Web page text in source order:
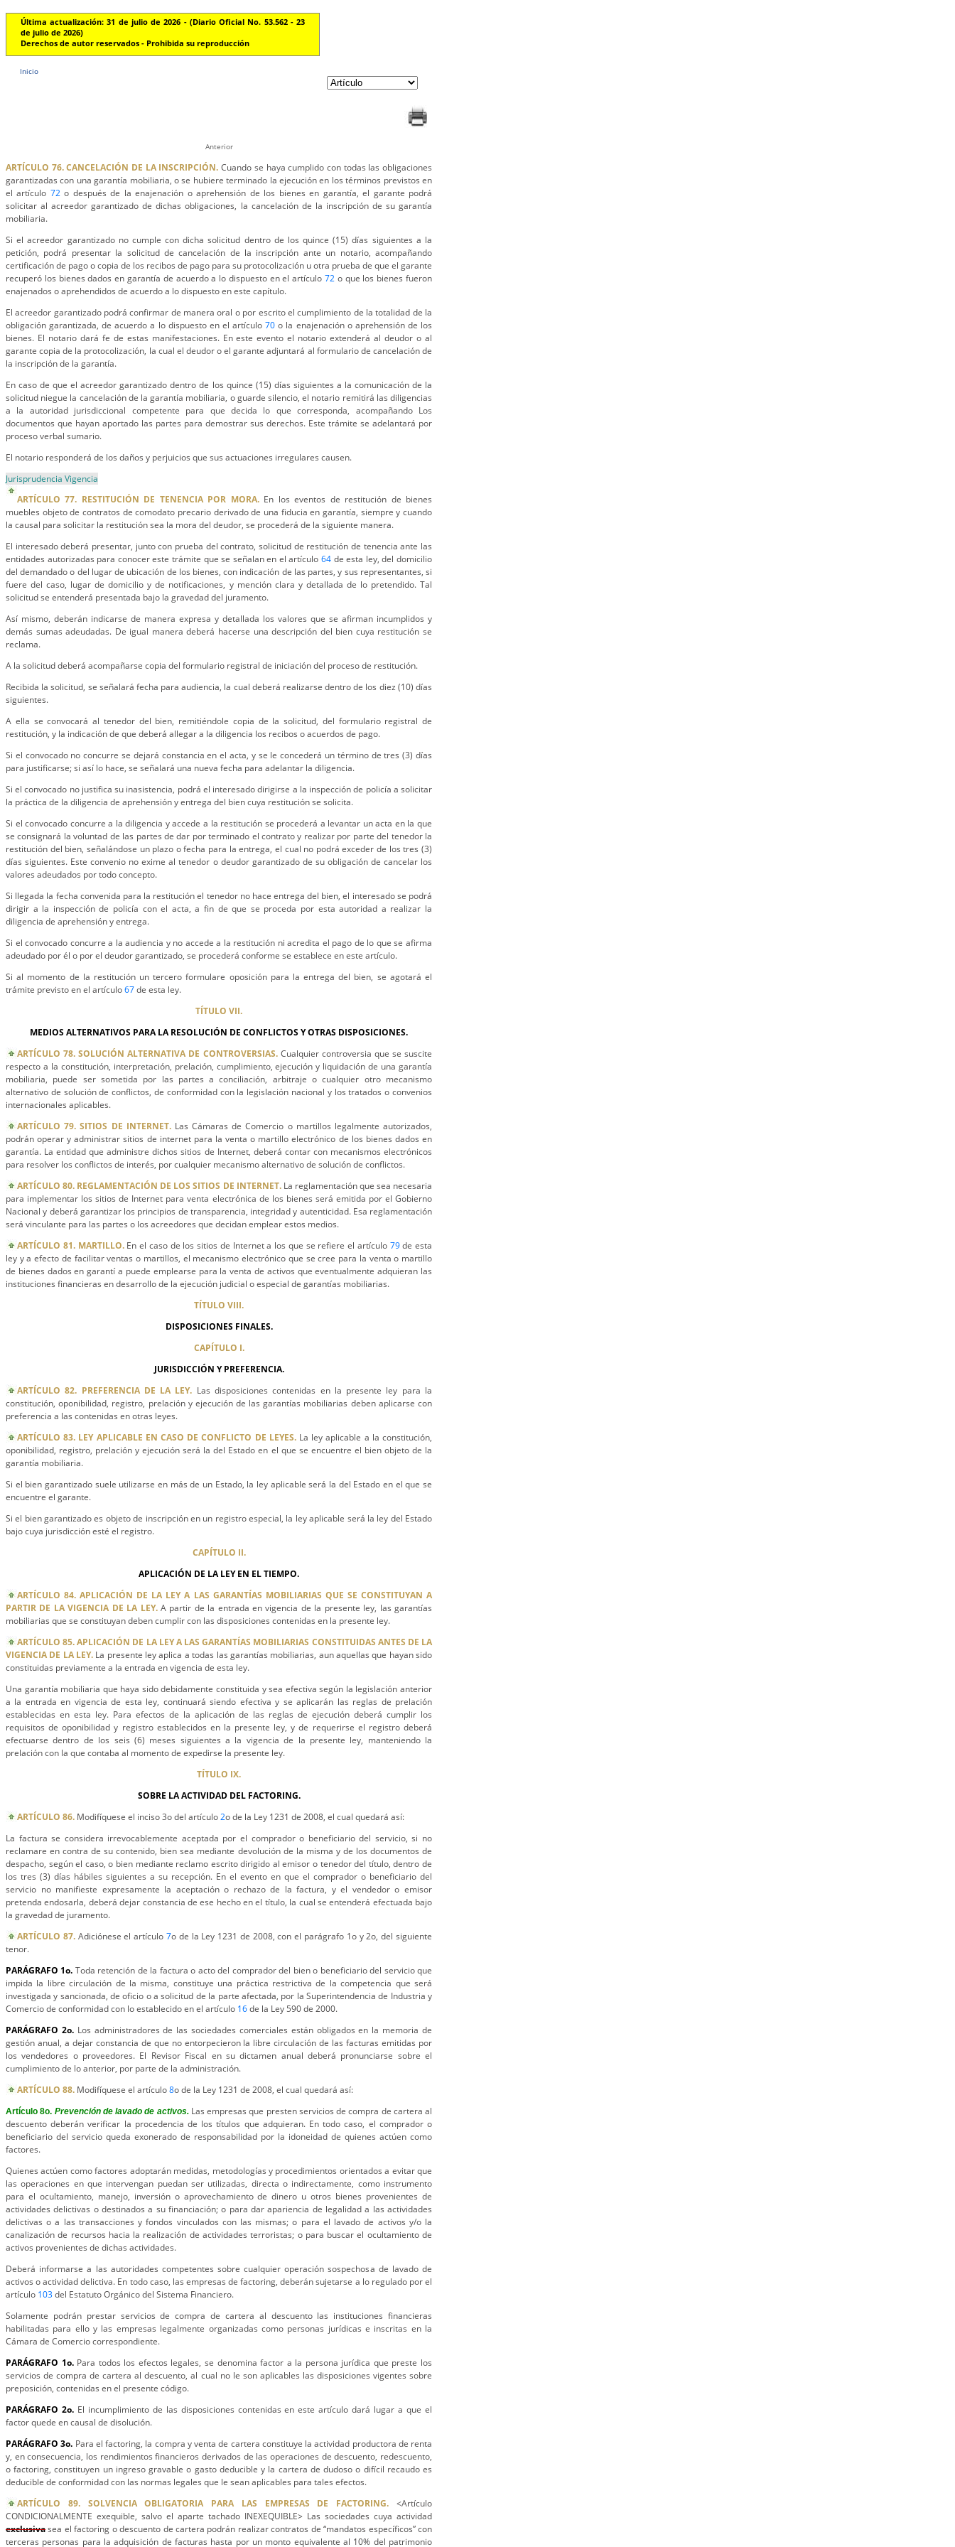
Última actualización: 31 de julio de 2026 - (Diario Oficial No. 53.562 - 23
de julio de 2026)
Derechos de autor reservados - Prohibida su reproducción
Inicio
Anterior
ARTÍCULO 76. CANCELACIÓN DE LA INSCRIPCIÓN. Cuando se haya cumplido con todas las obligaciones
garantizadas con una garantía mobiliaria, o se hubiere terminado la ejecución en los términos previstos en
el artículo 72o después de la enajenación o aprehensión de los bienes en garantía, el garante podrá
solicitar al acreedor garantizado de dichas obligaciones, la cancelación de la inscripción de su garantía
mobiliaria.
Si el acreedor garantizado no cumple con dicha solicitud dentro de los quince (15) días siguientes a la
petición, podrá presentar la solicitud de cancelación de la inscripción ante un notario, acompañando
certificación de pago o copia de los recibos de pago para su protocolización u otra prueba de que el garante
recuperó los bienes dados en garantía de acuerdo a lo dispuesto en el artículo72 o que los bienes fueron
enajenados o aprehendidos de acuerdo a lo dispuesto en este capítulo.
El acreedor garantizado podrá confirmar de manera oral o por escrito el cumplimiento de la totalidad de la
obligación garantizada, de acuerdo a lo dispuesto en el artículo70 o la enajenación o aprehensión de los
bienes. El notario dará fe de estas manifestaciones. En este evento el notario extenderá al deudor o al
garante copia de la protocolización, la cual el deudor o el garante adjuntará al formulario de cancelación de
la inscripción de la garantía.
En caso de que el acreedor garantizado dentro de los quince (15) días siguientes a la comunicación de la
solicitud niegue la cancelación de la garantía mobiliaria, o guarde silencio, el notario remitirá las diligencias
a la autoridad jurisdiccional competente para que decida lo que corresponda, acompañando Los
documentos que hayan aportado las partes para demostrar sus derechos. Este trámite se adelantará por
proceso verbal sumario.
El notario responderá de los daños y perjuicios que sus actuaciones irregulares causen.
Jurisprudencia Vigencia
ARTÍCULO 77. RESTITUCIÓN DE TENENCIA POR MORA.En los eventos de restitución de bienes
muebles objeto de contratos de comodato precario derivado de una fiducia en garantía, siempre y cuando
la causal para solicitar la restitución sea la mora del deudor, se procederá de la siguiente manera.
El interesado deberá presentar, junto con prueba del contrato, solicitud de restitución de tenencia ante las
entidades autorizadas para conocer este trámite que se señalan en el artículo64 de esta ley, del domicilio
del demandado o del lugar de ubicación de los bienes, con indicación de las partes, y sus representantes, si
fuere del caso, lugar de domicilio y de notificaciones, y mención clara y detallada de lo pretendido. Tal
solicitud se entenderá presentada bajo la gravedad del juramento.
Así mismo, deberán indicarse de manera expresa y detallada los valores que se afirman incumplidos y
demás sumas adeudadas. De igual manera deberá hacerse una descripción del bien cuya restitución se
reclama.
A la solicitud deberá acompañarse copia del formulario registral de iniciación del proceso de restitución.
Recibida la solicitud, se señalará fecha para audiencia, la cual deberá realizarse dentro de los diez (10) días
siguientes.
A ella se convocará al tenedor del bien, remitiéndole copia de la solicitud, del formulario registral de
restitución, y la indicación de que deberá allegar a la diligencia los recibos o acuerdos de pago.
Si el convocado no concurre se dejará constancia en el acta, y se le concederá un término de tres (3) días
para justificarse; si así lo hace, se señalará una nueva fecha para adelantar la diligencia.
Si el convocado no justifica su inasistencia, podrá el interesado dirigirse a la inspección de policía a solicitar
la práctica de la diligencia de aprehensión y entrega del bien cuya restitución se solicita.
Si el convocado concurre a la diligencia y accede a la restitución se procederá a levantar un acta en la que
se consignará la voluntad de las partes de dar por terminado el contrato y realizar por parte del tenedor la
restitución del bien, señalándose un plazo o fecha para la entrega, el cual no podrá exceder de los tres (3)
días siguientes. Este convenio no exime al tenedor o deudor garantizado de su obligación de cancelar los
valores adeudados por todo concepto.
Si llegada la fecha convenida para la restitución el tenedor no hace entrega del bien, el interesado se podrá
dirigir a la inspección de policía con el acta, a fin de que se proceda por esta autoridad a realizar la
diligencia de aprehensión y entrega.
Si el convocado concurre a la audiencia y no accede a la restitución ni acredita el pago de lo que se afirma
adeudado por él o por el deudor garantizado, se procederá conforme se establece en este artículo.
Si al momento de la restitución un tercero formulare oposición para la entrega del bien, se agotará el
trámite previsto en el artículo67de esta ley.
TÍTULO VII.
MEDIOS ALTERNATIVOS PARA LA RESOLUCIÓN DE CONFLICTOS Y OTRAS DISPOSICIONES.
ARTÍCULO 78. SOLUCIÓN ALTERNATIVA DE CONTROVERSIAS.Cualquier controversia que se suscite
respecto a la constitución, interpretación, prelación, cumplimiento, ejecución y liquidación de una garantía
mobiliaria, puede ser sometida por las partes a conciliación, arbitraje o cualquier otro mecanismo
alternativo de solución de conflictos, de conformidad con la legislación nacional y los tratados o convenios
internacionales aplicables.
ARTÍCULO 79. SITIOS DE INTERNET.Las Cámaras de Comercio o martillos legalmente autorizados,
podrán operar y administrar sitios de internet para la venta o martillo electrónico de los bienes dados en
garantía. La entidad que administre dichos sitios de Internet, deberá contar con mecanismos electrónicos
para resolver los conflictos de interés, por cualquier mecanismo alternativo de solución de conflictos.
ARTÍCULO 80. REGLAMENTACIÓN DE LOS SITIOS DE INTERNET.La reglamentación que sea necesaria
para implementar los sitios de Internet para venta electrónica de los bienes será emitida por el Gobierno
Nacional y deberá garantizar los principios de transparencia, integridad y autenticidad. Esa reglamentación
será vinculante para las partes o los acreedores que decidan emplear estos medios.
ARTÍCULO 81. MARTILLO.En el caso de los sitios de Internet a los que se refiere el artículo 79de esta
ley y a efecto de facilitar ventas o martillos, el mecanismo electrónico que se cree para la venta o martillo
de bienes dados en garantí a puede emplearse para la venta de activos que eventualmente adquieran las
instituciones financieras en desarrollo de la ejecución judicial o especial de garantías mobiliarias.
TÍTULO VIII.
DISPOSICIONES FINALES.
CAPÍTULO I.
JURISDICCIÓN Y PREFERENCIA.
ARTÍCULO 82. PREFERENCIA DE LA LEY. Las disposiciones contenidas en la presente ley para la
constitución, oponibilidad, registro, prelación y ejecución de las garantías mobiliarias deben aplicarse con
preferencia a las contenidas en otras leyes.
ARTÍCULO 83. LEY APLICABLE EN CASO DE CONFLICTO DE LEYES.La ley aplicable a la constitución,
oponibilidad, registro, prelación y ejecución será la del Estado en el que se encuentre el bien objeto de la
garantía mobiliaria.
Si el bien garantizado suele utilizarse en más de un Estado, la ley aplicable será la del Estado en el que se
encuentre el garante.
Si el bien garantizado es objeto de inscripción en un registro especial, la ley aplicable será la ley del Estado
bajo cuya jurisdicción esté el registro.
CAPÍTULO II.
APLICACIÓN DE LA LEY EN EL TIEMPO.
ARTÍCULO 84. APLICACIÓN DE LA LEY A LAS GARANTÍAS MOBILIARIAS QUE SE CONSTITUYAN A
PARTIR DE LA VIGENCIA DE LA LEY.A partir de la entrada en vigencia de la presente ley, las garantías
mobiliarias que se constituyan deben cumplir con las disposiciones contenidas en la presente ley.
ARTÍCULO 85. APLICACIÓN DE LA LEY A LAS GARANTÍAS MOBILIARIAS CONSTITUIDAS ANTES DE LA
VIGENCIA DE LA LEY. La presente ley aplica a todas las garantías mobiliarias, aun aquellas que hayan sido
constituidas previamente a la entrada en vigencia de esta ley.
Una garantía mobiliaria que haya sido debidamente constituida y sea efectiva según la legislación anterior
a la entrada en vigencia de esta ley, continuará siendo efectiva y se aplicarán las reglas de prelación
establecidas en esta ley. Para efectos de la aplicación de las reglas de ejecución deberá cumplir los
requisitos de oponibilidad y registro establecidos en la presente ley, y de requerirse el registro deberá
efectuarse dentro de los seis (6) meses siguientes a la vigencia de la presente ley, manteniendo la
prelación con la que contaba al momento de expedirse la presente ley.
TÍTULO IX.
SOBRE LA ACTIVIDAD DEL FACTORING.
ARTÍCULO 86. Modifíquese el inciso 3o del artículo2o de la Ley 1231 de 2008, el cual quedará así:
La factura se considera irrevocablemente aceptada por el comprador o beneficiario del servicio, si no
reclamare en contra de su contenido, bien sea mediante devolución de la misma y de los documentos de
despacho, según el caso, o bien mediante reclamo escrito dirigido al emisor o tenedor del título, dentro de
los tres (3) días hábiles siguientes a su recepción. En el evento en que el comprador o beneficiario del
servicio no manifieste expresamente la aceptación o rechazo de la factura, y el vendedor o emisor
pretenda endosarla, deberá dejar constancia de ese hecho en el título, la cual se entenderá efectuada bajo
la gravedad de juramento.
ARTÍCULO 87.Adiciónese el artículo 7o de la Ley 1231 de 2008, con el parágrafo 1o y 2o, del siguiente
tenor.
PARÁGRAFO 1o. Toda retención de la factura o acto del comprador del bien o beneficiario del servicio que
impida la libre circulación de la misma, constituye una práctica restrictiva de la competencia que será
investigada y sancionada, de oficio o a solicitud de la parte afectada, por la Superintendencia de Industria y
Comercio de conformidad con lo establecido en el artículo 16de la Ley 590 de 2000.
PARÁGRAFO 2o.Los administradores de las sociedades comerciales están obligados en la memoria de
gestión anual, a dejar constancia de que no entorpecieron la libre circulación de las facturas emitidas por
los vendedores o proveedores. El Revisor Fiscal en su dictamen anual deberá pronunciarse sobre el
cumplimiento de lo anterior, por parte de la administración.
ARTÍCULO 88. Modifíquese el artículo8o de la Ley 1231 de 2008, el cual quedará así:
Artículo 8o. Prevención de lavado de activos. Las empresas que presten servicios de compra de cartera al
descuento deberán verificar la procedencia de los títulos que adquieran. En todo caso, el comprador o
beneficiario del servicio queda exonerado de responsabilidad por la idoneidad de quienes actúen como
factores.
Quienes actúen como factores adoptarán medidas, metodologías y procedimientos orientados a evitar que
las operaciones en que intervengan puedan ser utilizadas, directa o indirectamente, como instrumento
para el ocultamiento, manejo, inversión o aprovechamiento de dinero u otros bienes provenientes de
actividades delictivas o destinados a su financiación; o para dar apariencia de legalidad a las actividades
delictivas o a las transacciones y fondos vinculados con las mismas; o para el lavado de activos y/o la
canalización de recursos hacia la realización de actividades terroristas; o para buscar el ocultamiento de
activos provenientes de dichas actividades.
Deberá informarse a las autoridades competentes sobre cualquier operación sospechosa de lavado de
activos o actividad delictiva. En todo caso, las empresas de factoring, deberán sujetarse a lo regulado por el
artículo 103del Estatuto Orgánico del Sistema Financiero.
Solamente podrán prestar servicios de compra de cartera al descuento las instituciones financieras
habilitadas para ello y las empresas legalmente organizadas como personas jurídicas e inscritas en la
Cámara de Comercio correspondiente.
PARÁGRAFO 1o.Para todos los efectos legales, se denomina factor a la persona jurídica que preste los
servicios de compra de cartera al descuento, al cual no le son aplicables las disposiciones vigentes sobre
preposición, contenidas en el presente código.
PARÁGRAFO 2o.El incumplimiento de las disposiciones contenidas en este artículo dará lugar a que el
factor quede en causal de disolución.
PARÁGRAFO 3o. Para el factoring, la compra y venta de cartera constituye la actividad productora de renta
y, en consecuencia, los rendimientos financieros derivados de las operaciones de descuento, redescuento,
o factoring, constituyen un ingreso gravable o gasto deducible y la cartera de dudoso o difícil recaudo es
deducible de conformidad con las normas legales que le sean aplicables para tales efectos.
ARTÍCULO 89. SOLVENCIA OBLIGATORIA PARA LAS EMPRESAS DE FACTORING. <Artículo
CONDICIONALMENTE exequible, salvo el aparte tachado INEXEQUIBLE> Las sociedades cuya actividad
exclusivasea el factoring o descuento de cartera podrán realizar contratos de “mandatos específicos” con
terceras personas para la adquisición de facturas hasta por un monto equivalente al 10% del patrimonio